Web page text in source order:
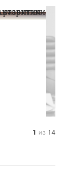
1 из 14
2 из 14
3 из 14
4 из 14
5 из 14
6 из 14
7 из 14
8 из 14
9 из 14
10 из 14
11 из 14
12 из 14
13 из 14
14 из 14